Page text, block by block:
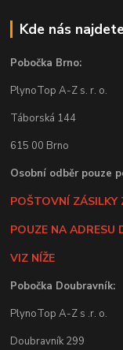
Kde nás
Pobočka Brno:
PlynoTop A-Z s. r. o.
Táborská 144
615 00 Brno
Osobní odběr pouze
POŠTOVNÍ ZÁSILKY
POUZE NA ADRESU
VIZ NÍŽE
Pobočka Doubravník:
PlynoTop A-Z s .r. o.
Doubravník 299